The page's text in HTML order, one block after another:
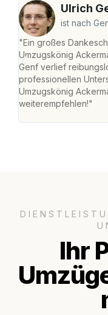
Ulrich
ist nach
"Ein großes
Umzugskönig
Genf verlief
professionellen
Umzugskönig
weiterempfehlen!"
Ihr